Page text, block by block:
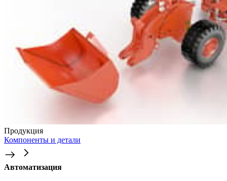
Продукция
Компоненты и детали
Автоматизация